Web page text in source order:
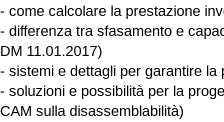
- come calcolare la prestazione
- differenza tra sfasamento e
DM 11.01.2017)
- sistemi e dettagli per garantire la
- soluzioni e possibilità per la
CAM sulla disassemblabilità)